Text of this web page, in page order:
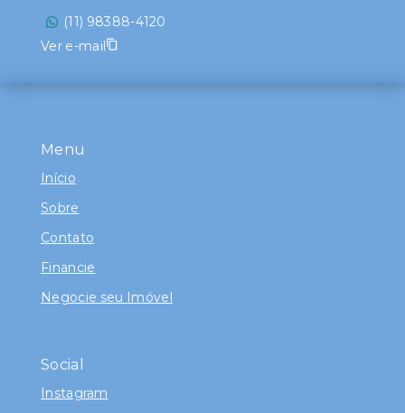
Menu
Início
Sobre
Contato
Financie
Negocie seu Imóvel
Social
Instagram
(11) 98388-4120
Ver e-mail